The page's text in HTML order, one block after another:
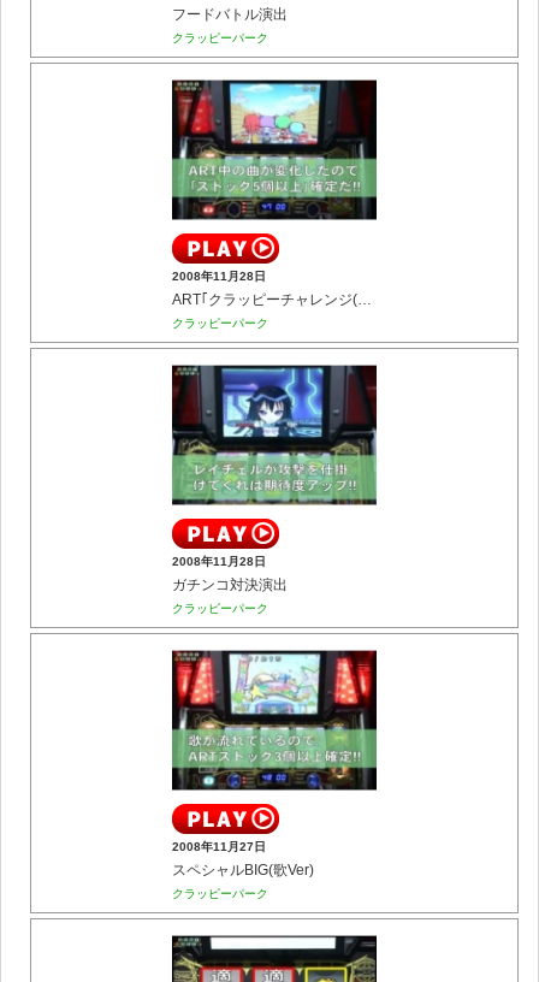
フードバトル演出
クラッピーパーク
2008年11月28日
ART｢クラッピーチャレンジ(曲変化)｣
クラッピーパーク
2008年11月28日
ガチンコ対決演出
クラッピーパーク
2008年11月27日
スペシャルBIG(歌Ver)
クラッピーパーク